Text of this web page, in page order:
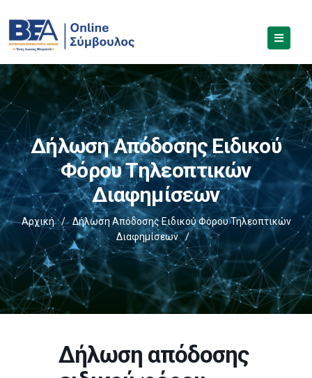
Δήλωση Απόδοσης Ειδικού
Φόρου Τηλεοπτικών
Διαφημίσεων
Αρχική /
Δήλωση Απόδοσης Ειδικού Φόρου Τηλεοπτικών
Διαφημίσεων
/
Δήλωση απόδοσης